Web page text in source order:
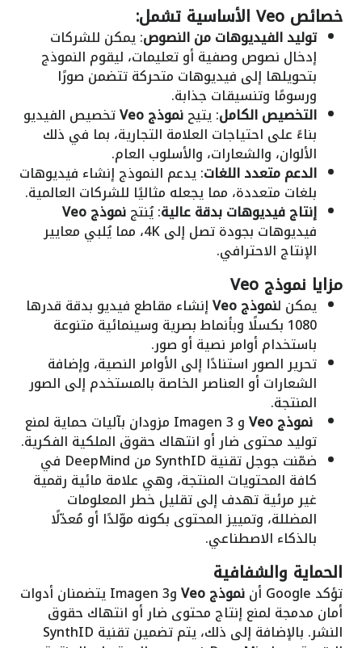
خصائص Veo الأساسية تشمل:
توليد الفيديوهات من النصوص: يمكن للشركات
إدخال نصوص وصفية أو تعليمات، ليقوم النموذج
بتحويلها إلى فيديوهات متحركة تتضمن صورًا
ورسومًا وتنسيقات جذابة.
التخصيص الكامل: يتيحنموذج Veo تخصيص الفيديو
بناءً على احتياجات العلامة التجارية، بما في ذلك
الألوان، والشعارات، والأسلوب العام.
الدعم متعدد اللغات: يدعم النموذج إنشاء فيديوهات
بلغات متعددة، مما يجعله مثاليًا للشركات العالمية.
إنتاج فيديوهات بدقة عالية: يُنتجنموذج Veo
فيديوهات بجودة تصل إلى 4K، مما يُلبي معايير
الإنتاج الاحترافي.
مزايا نموذج Veo
يمكن لنموذج Veo إنشاء مقاطع فيديو بدقة قدرها
1080 بكسلًا وبأنماط بصرية وسينمائية متنوعة
باستخدام أوامر نصية أو صور.
تحرير الصور استنادًا إلى الأوامر النصية، وإضافة
الشعارات أو العناصر الخاصة بالمستخدم إلى الصور
المنتجة.
نموذج Veo و Imagen 3 مزودان بآليات حماية لمنع
توليد محتوى ضار أو انتهاك حقوق الملكية الفكرية.
ضمّنت جوجل تقنية SynthID من DeepMind في
كافة المحتويات المنتجة، وهي علامة مائية رقمية
غير مرئية تهدف إلى تقليل خطر المعلومات
المضللة، وتمييز المحتوى بكونه موّلدًا أو مُعدّلًا
بالذكاء الاصطناعي.
الحماية والشفافية
تؤكد Google أن نموذج Veo وImagen 3 يتضمنان أدوات
أمان مدمجة لمنع إنتاج محتوى ضار أو انتهاك حقوق
النشر. بالإضافة إلى ذلك، يتم تضمين تقنية SynthID